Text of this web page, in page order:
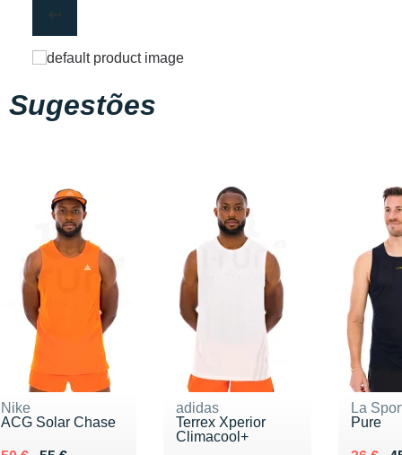
Sugestões
Nike
ACG Solar Chase
adidas
Terrex Xperior
Climacool+
La
Pure